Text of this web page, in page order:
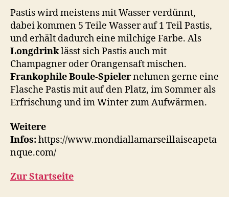
Pastis wird meistens mit Wasser verdünnt,
dabei kommen 5 Teile Wasser auf 1 Teil Pastis,
und erhält dadurch eine milchige Farbe. Als
Longdrinklässt sich Pastis auch mit
Champagner oder Orangensaft mischen.
Frankophile Boule-Spielernehmen gerne eine
Flasche Pastis mit auf den Platz, im Sommer als
Erfrischung und im Winter zum Aufwärmen.
Weitere
Infos:https://www.mondiallamarseillaiseapeta
nque.com/
Zur Startseite